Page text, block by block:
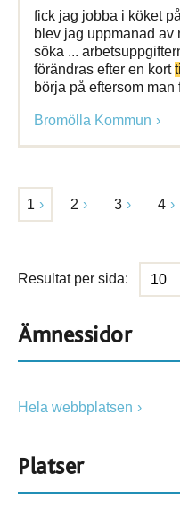
fick jag jobba i köket
blev jag uppmanad av
söka ...
förändras efter en kort
börja på eftersom man
Bromölla Kommun
1 2 3 4
Resultat per sida:
Ämnessidor
Hela webbplatsen
Platser